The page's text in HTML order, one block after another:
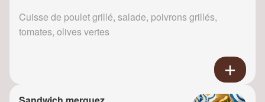
Cuisse de poulet grillé, salade, poivrons grillés,
tomates, olives vertes